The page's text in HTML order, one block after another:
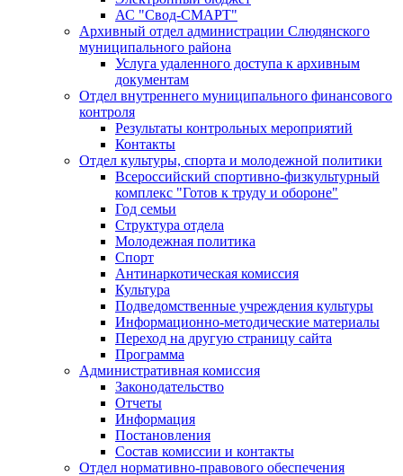
АС "Свод-СМАРТ"
Архивный отдел администрации Слюдянского
муниципального района
Услуга удаленного доступа к архивным
документам
Отдел внутреннего муниципального финансового
контроля
Результаты контрольных мероприятий
Контакты
Отдел культуры, спорта и молодежной политики
Всероссийский спортивно-физкультурный
комплекс "Готов к труду и обороне"
Год семьи
Структура отдела
Молодежная политика
Спорт
Антинаркотическая комиссия
Культура
Подведомственные учреждения культуры
Информационно-методические материалы
Переход на другую страницу сайта
Программа
Административная комиссия
Законодательство
Отчеты
Информация
Постановления
Состав комиссии и контакты
Отдел нормативно-правового обеспечения